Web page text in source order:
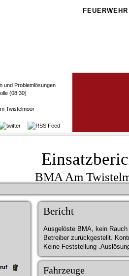
FEUERWEHR
und Problemlösungen
(08:30)
Twistelmoor
BMA Am
Bericht
Ausgelöste BMA, kein
Betreiber zurückgestellt.
Keine Feststellung
Fahrzeuge